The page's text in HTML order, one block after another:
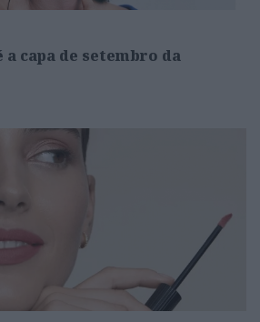
a capa de setembro da